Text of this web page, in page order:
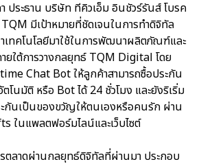
ระธาน บริษัท ทีคิวเอ็ม อินชัวร์รันส์ โบรค
TQM มีเป้าหมายที่ชัดเจนในการทำดิจิทัล
เทคโนโลยีมาใช้ในการพัฒนาผลิตภัณฑ์และ
ยใต้การวางกลยุทธ์ TQM Digital โดย
Chat Bot ให้ลูกค้าสามารถซื้อประกัน
โนมัติ หรือ Bot ได้ 24 ชั่วโมง และยังริเริ่ม
กันเป็นของขวัญให้ตนเองหรือคนรัก ผ่าน
ในแพลตฟอร์มไลน์และเว็บไซต์
รตลาดผ่านกลยุทธ์ดิจิทัลที่ผ่านมา ประกอบ